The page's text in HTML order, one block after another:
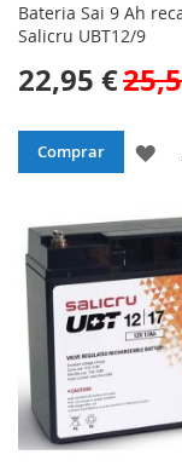
Bateria Sai 9 Ah
Salicru UBT12/9
22,95 €
Comprar
LA
DE